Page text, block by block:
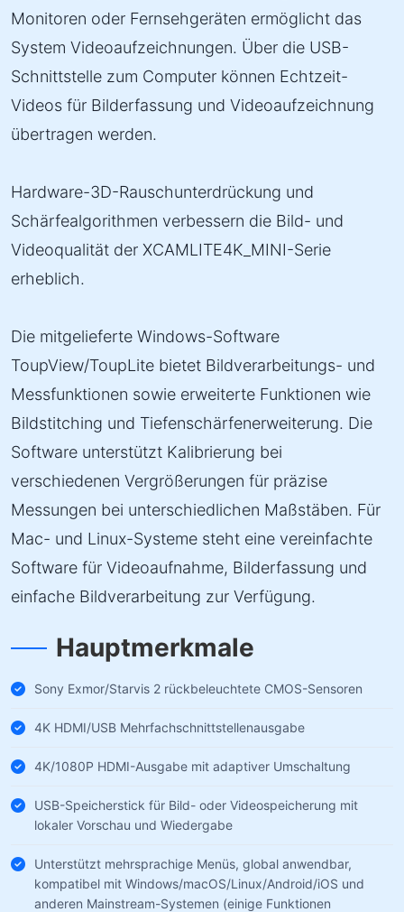
Monitoren oder Fernsehgeräten ermöglicht das
System Videoaufzeichnungen. Über die USB-
Schnittstelle zum Computer können Echtzeit-
Videos für Bilderfassung und Videoaufzeichnung
übertragen werden.
Hardware-3D-Rauschunterdrückung und
Schärfealgorithmen verbessern die Bild- und
Videoqualität der XCAMLITE4K_MINI-Serie
erheblich.
Die mitgelieferte Windows-Software
ToupView/ToupLite bietet Bildverarbeitungs- und
Messfunktionen sowie erweiterte Funktionen wie
Bildstitching und Tiefenschärfenerweiterung. Die
Software unterstützt Kalibrierung bei
verschiedenen Vergrößerungen für präzise
Messungen bei unterschiedlichen Maßstäben. Für
Mac- und Linux-Systeme steht eine vereinfachte
Software für Videoaufnahme, Bilderfassung und
einfache Bildverarbeitung zur Verfügung.
Hauptmerkmale
Sony Exmor/Starvis 2 rückbeleuchtete CMOS-Sensoren
4K HDMI/USB Mehrfachschnittstellenausgabe
4K/1080P HDMI-Ausgabe mit adaptiver Umschaltung
USB-Speicherstick für Bild- oder Videospeicherung mit
lokaler Vorschau und Wiedergabe
Unterstützt mehrsprachige Menüs, global anwendbar,
kompatibel mit Windows/macOS/Linux/Android/iOS und
anderen Mainstream-Systemen (einige Funktionen